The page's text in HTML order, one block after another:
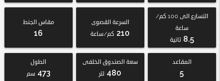
التسارع الى 100 كم/
ساعة
8.5 ثانية
السرعة القصوى
210 كم/ساعة
مقاس الجنط
16
المقاعد
5
سعة الصندوق الخلفى
480 لتر
الطول
473 سم